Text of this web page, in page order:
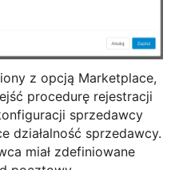
z opcją Marketplace,
procedurę rejestracji
sprzedawcy
działalność sprzedawcy.
miał zdefiniowane